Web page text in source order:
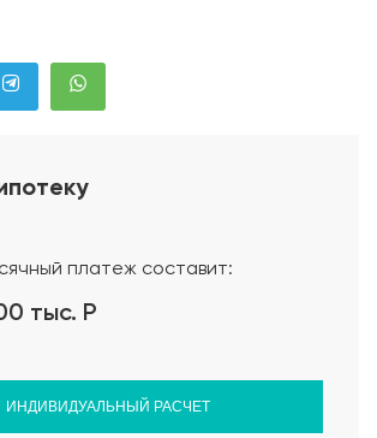
Проект дома
платеж составит:
тыс. Р
ИНДИВИДУАЛЬНЫЙ РАСЧЕТ